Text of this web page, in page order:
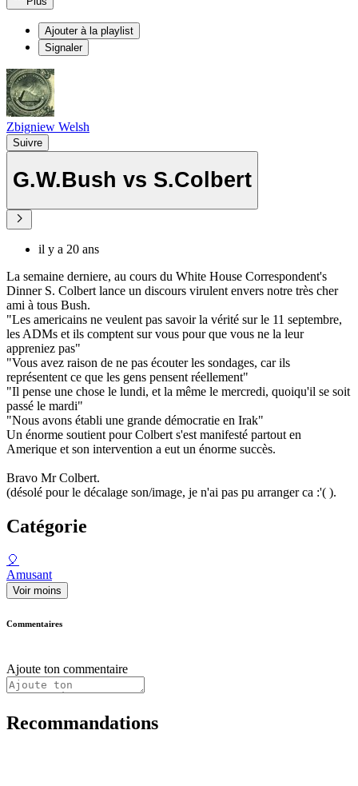
Ajouter à la playlist
Signaler
Zbigniew Welsh
Suivre
G.W.Bush vs S.Colbert
il y a 20 ans
La semaine derniere, au cours du White House Correspondent's
Dinner S. Colbert lance un discours virulent envers notre très cher
ami à tous Bush.
"Les americains ne veulent pas savoir la vérité sur le 11 septembre,
les ADMs et ils comptent sur vous pour que vous ne la leur
appreniez pas"
"Vous avez raison de ne pas écouter les sondages, car ils
représentent ce que les gens pensent réellement"
"Il pense une chose le lundi, et la même le mercredi, quoiqu'il se soit
passé le mardi"
"Nous avons établi une grande démocratie en Irak"
Un énorme soutient pour Colbert s'est manifesté partout en
Amerique et son intervention a eut un énorme succès.
Bravo Mr Colbert.
(désolé pour le décalage son/image, je n'ai pas pu arranger ca :'( ).
Catégorie
🎈
Amusant
Voir moins
Commentaires
Ajoute ton commentaire
Recommandations